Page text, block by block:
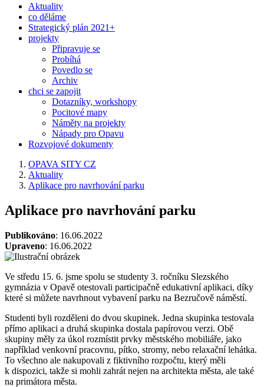
Aktuality
co děláme
Strategický plán 2021+
projekty
Připravuje se
Probíhá
Povedlo se
Archiv
chci se zapojit
Dotazníky, workshopy
Pocitové mapy
Náměty na projekty
Nápady pro Opavu
Rozvojové dokumenty
OPAVA SITY CZ
Aktuality
Aplikace pro navrhování parku
Aplikace pro navrhování parku
Publikováno: 16.06.2022
Upraveno: 16.06.2022
Ve středu 15. 6. jsme spolu se studenty 3. ročníku Slezského
gymnázia v Opavě otestovali participačně edukativní aplikaci, díky
které si můžete navrhnout vybavení parku na Bezručově náměstí.
Studenti byli rozděleni do dvou skupinek. Jedna skupinka testovala
přímo aplikaci a druhá skupinka dostala papírovou verzi. Obě
skupiny měly za úkol rozmístit prvky městského mobiliáře, jako
například venkovní pracovnu, pítko, stromy, nebo relaxační lehátka.
To všechno ale nakupovali z fiktivního rozpočtu, který měli
k dispozici, takže si mohli zahrát nejen na architekta města, ale také
na primátora města.